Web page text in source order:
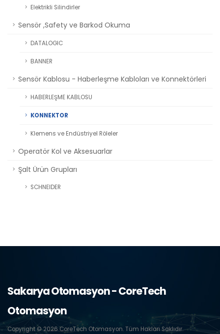
Elektrikli Silindirler
Sensör ,Safety ve Barkod Okuma
DATALOGIC
BANNER
Sensör Kablosu - Haberleşme Kabloları ve Konnektörleri
HABERLEŞME KABLOSU
KONNEKTOR
Klemens ve Endüstriyel Röleler
Operatör Kol ve Aksesuarlar
Şalt Ürün Grupları
SCHNEIDER
Sakarya Otomasyon - CoreTech
Otomasyon
Copyright © 2026 CoreTech Otomasyon. Tüm Hakları Saklıdır.